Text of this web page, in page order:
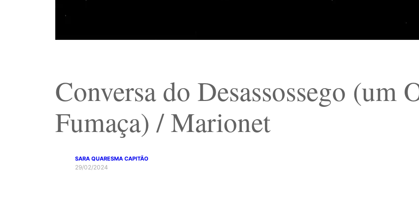
Conversa do Desassossego (um
Fumaça) / Marionet
SARA QUARESMA CAPITÃO
29/02/2024